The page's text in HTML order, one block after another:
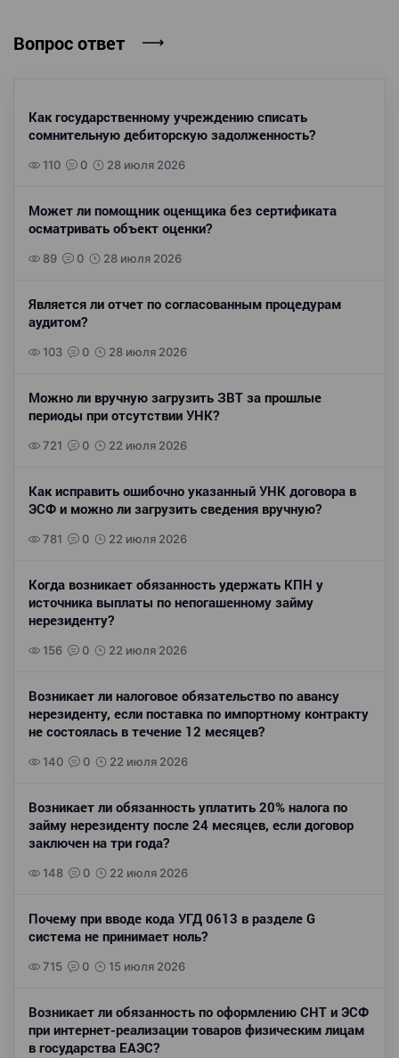
Вопрос ответ
Как государственному учреждению списать
сомнительную дебиторскую задолженность?
110 0 28 июля 2026
Может ли помощник оценщика без сертификата
осматривать объект оценки?
89 0 28 июля 2026
Является ли отчет по согласованным процедурам
аудитом?
103 0 28 июля 2026
Можно ли вручную загрузить ЗВТ за прошлые
периоды при отсутствии УНК?
721 0 22 июля 2026
Как исправить ошибочно указанный УНК договора в
ЭСФ и можно ли загрузить сведения вручную?
781 0 22 июля 2026
Когда возникает обязанность удержать КПН у
источника выплаты по непогашенному займу
нерезиденту?
156 0 22 июля 2026
Возникает ли налоговое обязательство по авансу
нерезиденту, если поставка по импортному контракту
не состоялась в течение 12 месяцев?
140 0 22 июля 2026
Возникает ли обязанность уплатить 20% налога по
займу нерезиденту после 24 месяцев, если договор
заключен на три года?
148 0 22 июля 2026
Почему при вводе кода УГД 0613 в разделе G
система не принимает ноль?
715 0 15 июля 2026
Возникает ли обязанность по оформлению СНТ и ЭСФ
при интернет-реализации товаров физическим лицам
в государства ЕАЭС?